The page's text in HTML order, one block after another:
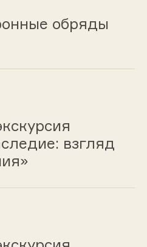
обряды
взгляд